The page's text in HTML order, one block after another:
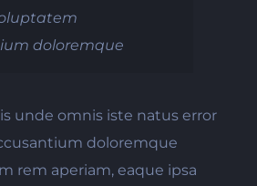
doloremque
unde omnis iste natus error
doloremque
rem aperiam, eaque ipsa